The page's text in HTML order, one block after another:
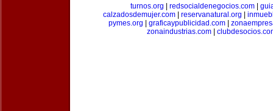
turnos.org
redsocialdenegocios.com|
calzadosdemujer.com
reservanatural.org
pymes.org
graficaypublicidad.com
zonaindustrias.com|